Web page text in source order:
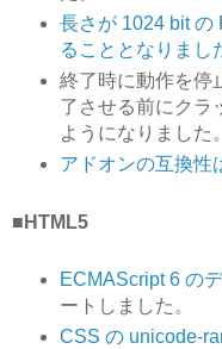
長さが 1024 bit の
ることとなりまし
終了時に動作を停
了させる前にクラ
ようになりました。
アドオンの互換性
■HTML5
ECMAScript 6 の
ートしました。
CSS の unicode-